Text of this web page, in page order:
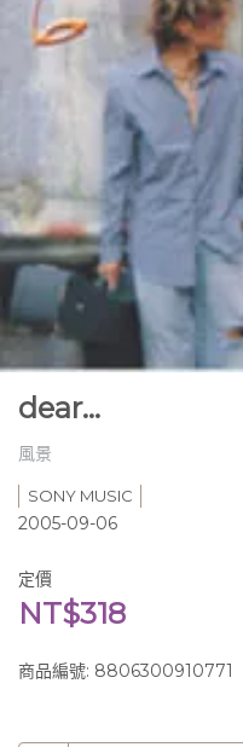
dear…
風景
SONY MUSIC
2005-09-06
定價
NT$318
商品編號: 8806300910771